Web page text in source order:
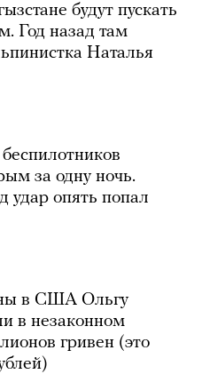
будут пускать
Год назад там
Наталья
за одну ночь.
удар опять попал
в США Ольгу
в незаконном
гривен (это